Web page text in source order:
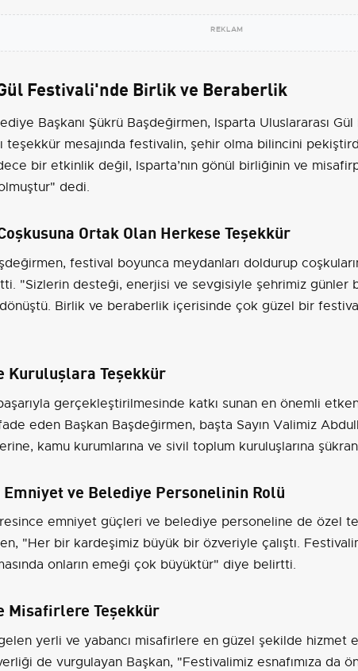
REKLAM
Festivali'nde Birlik ve Beraberlik
Başkanı Şükrü Başdeğirmen, Isparta Uluslararası Gül
teşekkür mesajında festivalin, şehir olma bilincini
bir etkinlik değil, Isparta’nın gönül birliğinin ve
dedi.
Ortak Olan Herkese Teşekkür
festival boyunca meydanları doldurup
"Sizlerin desteği, enerjisi ve sevgisiyle şehrimiz günler
Birlik ve beraberlik içerisinde çok güzel bir
Kuruluşlara Teşekkür
gerçekleştirilmesinde katkı sunan en önemli
eden Başkan Başdeğirmen, başta Sayın Valimiz
kamu kurumlarına ve sivil toplum kuruluşlarına
Emniyet ve Belediye Personelinin Rolü
emniyet güçleri ve belediye personeline de özel
"Her bir kardeşimiz büyük bir özveriyle çalıştı.
onların emeği çok büyüktür" diye belirtti.
Misafirlere Teşekkür
yerli ve yabancı misafirlere en güzel şekilde hizmet
de vurgulayan Başkan, "Festivalimiz esnafımıza da